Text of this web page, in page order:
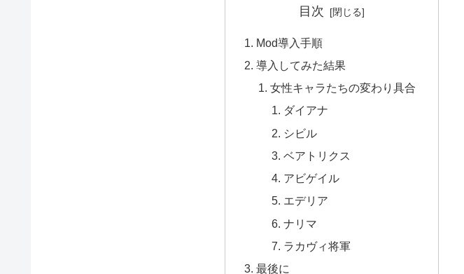
目次
Mod導入手順
導入してみた結果
女性キャラたちの変わり具合
ダイアナ
シビル
ベアトリクス
アビゲイル
エデリア
ナリマ
ラカヴィ将軍
最後に